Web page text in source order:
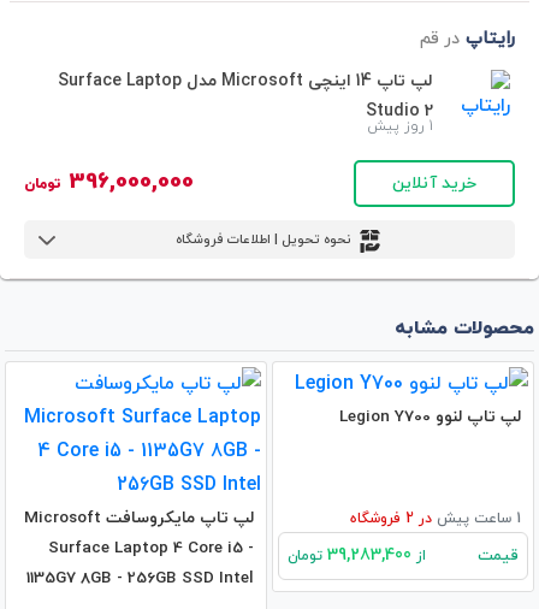
رایتاپ در قم
لپ تاپ 14 اینچی Microsoft مدل Surface Laptop
Studio 2
1 روز پیش
خرید آنلاین 396,000,000 تومان
نحوه تحویل | اطلاعات فروشگاه
محصولات مشابه
لپ تاپ لنوو Legion Y700
1 ساعت پیش در فروشگاه
قیمت از تومان
لپ تاپ مایکروسافت Microsoft
Surface Laptop 4 Core i5 -
1135G7 8GB - 256GB SSD Intel